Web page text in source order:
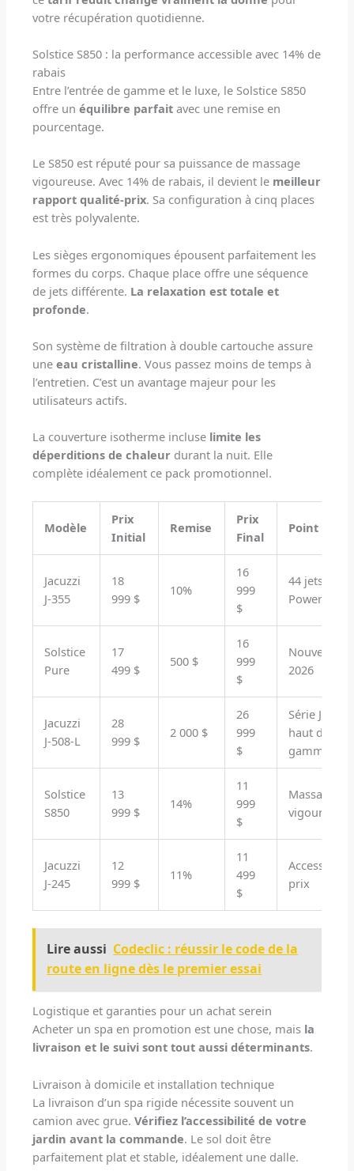
votre récupération quotidienne.
Solstice S850 : la performance accessible avec 14% de
rabais
Entre l’entrée de gamme et le luxe, le Solstice S850
offre un équilibre parfaitavec une remise en
pourcentage.
Le S850 est réputé pour sa puissance de massage
vigoureuse. Avec 14% de rabais, il devient le meilleur
rapport qualité-prix. Sa configuration à cinq places
est très polyvalente.
Les sièges ergonomiques épousent parfaitement les
formes du corps. Chaque place offre une séquence
de jets différente. La relaxation est totale et
profonde.
Son système de filtration à double cartouche assure
une eau cristalline. Vous passez moins de temps à
l’entretien. C’est un avantage majeur pour les
utilisateurs actifs.
La couverture isotherme incluse limite les
déperditions de chaleurdurant la nuit. Elle
complète idéalement ce pack promotionnel.
Modèle
Prix
Initial
Remise
Prix
Final
Point Fort
Jacuzzi
J-355
18
999 $
10%
16
999
$
44 jets
PowerPro
Solstice
Pure
17
499 $
500 $
16
999
$
Nouveauté
2026
Jacuzzi
J-508-L
28
999 $
2 000 $
26
999
$
Série J-5
haut de
gamme
Solstice
S850
13
999 $
14%
11
999
$
Massage
vigoureux
Jacuzzi
J-245
12
999 $
11%
11
499
$
Accessibilité
prix
Lire aussi Codeclic : réussir le code de la
route en ligne dès le premier essai
Logistique et garanties pour un achat serein
Acheter un spa en promotion est une chose, mais la
livraison et le suivi sont tout aussi déterminants.
Livraison à domicile et installation technique
La livraison d’un spa rigide nécessite souvent un
camion avec grue. Vérifiez l’accessibilité de votre
jardin avant la commande. Le sol doit être
parfaitement plat et stable, idéalement une dalle.